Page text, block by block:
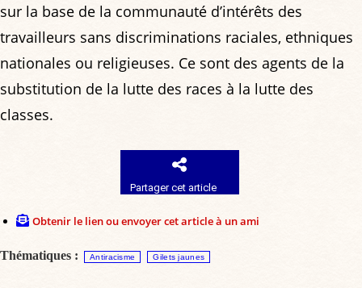
sur la base de la communauté d’intérêts des
travailleurs sans discriminations raciales, ethniques
nationales ou religieuses. Ce sont des agents de la
substitution de la lutte des races à la lutte des
classes.
Partager cet article
Obtenir le lien ou envoyer cet article à un ami
Thématiques : Antiracisme Gilets jaunes